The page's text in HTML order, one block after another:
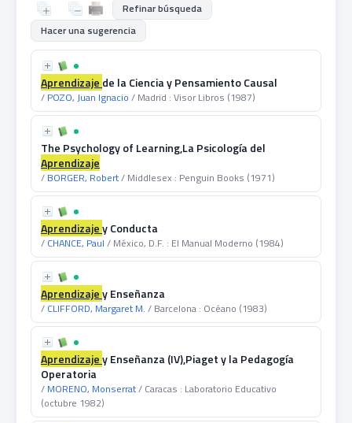
Refinar búsqueda
Hacer una sugerencia
Aprendizaje de la Ciencia y Pensamiento Causal
/ POZO, Juan Ignacio / Madrid : Visor Libros (1987)
The Psychology of Learning,La Psicología del
Aprendizaje
/ BORGER, Robert/ Middlesex : Penguin Books (1971)
Aprendizajey Conducta
/ CHANCE, Paul / México, D.F. : El Manual Moderno (1984)
Aprendizajey Enseñanza
/ CLIFFORD, Margaret M. / Barcelona : Océano (1983)
Aprendizajey Enseñanza (IV),Piaget y la Pedagogía
Operatoria
/ MORENO, Monserrat/ Caracas : Laboratorio Educativo
(octubre 1982)